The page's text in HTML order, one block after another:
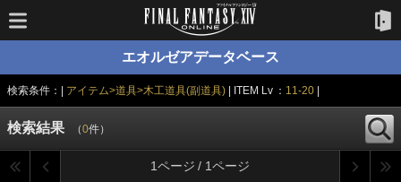
エオルゼアデータベース
検索条件：| アイテム>道具>木工道具(副道具) | ITEM Lv ： 11-20
検索結果 （0件）
1ページ / 1ページ